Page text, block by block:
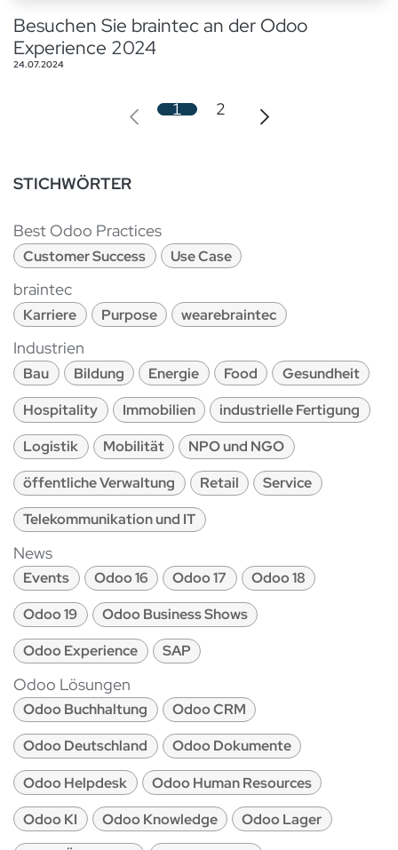
Besuchen Sie braintec an der Odoo
Experience 2024
24.07.2024
1 2
STICHWÖRTER
Best Odoo Practices
Customer Success Use Case
braintec
Karriere Purpose wearebraintec
Industrien
Bau Bildung Energie Food
Gesundheit
Hospitality
Immobilien
industrielle Fertigung
Logistik
Mobilität
NPO und NGO
öffentliche Verwaltung
Retail
Service
Telekommunikation und IT
News
Events Odoo 16 Odoo 17
Odoo 18
Odoo 19
Odoo Business Shows
Odoo Experience
SAP
Odoo Lösungen
Odoo Buchhaltung
Odoo CRM
Odoo Deutschland
Odoo Dokumente
Odoo Helpdesk
Odoo Human Resources
Odoo KI
Odoo Knowledge
Odoo Lager